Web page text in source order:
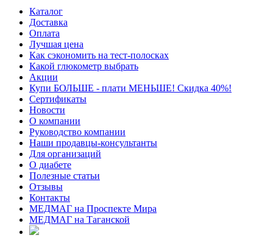
Каталог
Доставка
Оплата
Лучшая цена
Как сэкономить на тест-полосках
Какой глюкометр выбрать
Акции
Купи БОЛЬШЕ - плати МЕНЬШЕ! Скидка 40%!
Сертификаты
Новости
О компании
Руководство компании
Наши продавцы-консультанты
Для организаций
О диабете
Полезные статьи
Отзывы
Контакты
МЕДМАГ на Проспекте Мира
МЕДМАГ на Таганской